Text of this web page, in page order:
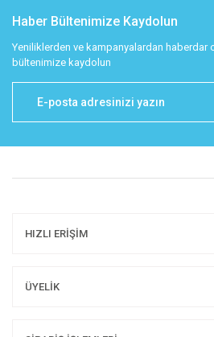
Haber Bültenimize Kaydolun
Yeniliklerden ve kampanyalardan haberdar
bültenimize kaydolun
HIZLI ERİŞİM
ÜYELİK